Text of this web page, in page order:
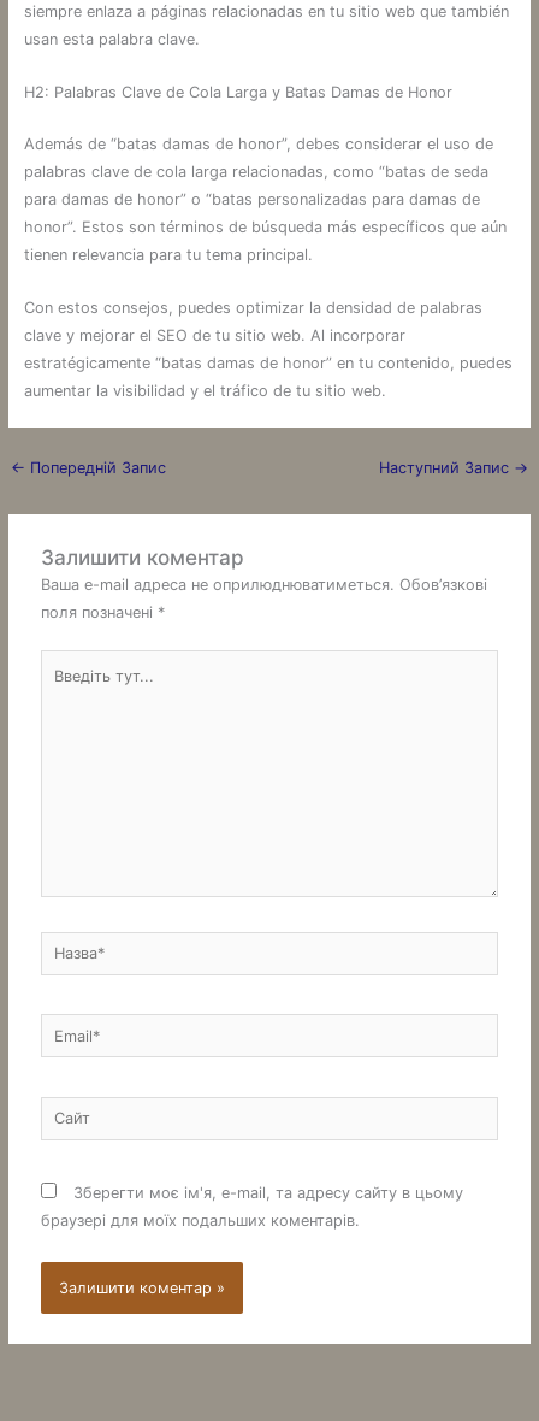
siempre enlaza a páginas relacionadas en tu sitio web que también
usan esta palabra clave.
H2: Palabras Clave de Cola Larga y Batas Damas de Honor
Además de “batas damas de honor”, debes considerar el uso de
palabras clave de cola larga relacionadas, como “batas de seda
para damas de honor” o “batas personalizadas para damas de
honor”. Estos son términos de búsqueda más específicos que aún
tienen relevancia para tu tema principal.
Con estos consejos, puedes optimizar la densidad de palabras
clave y mejorar el SEO de tu sitio web. Al incorporar
estratégicamente “batas damas de honor” en tu contenido, puedes
aumentar la visibilidad y el tráfico de tu sitio web.
← Попередній Запис Наступний Запис →
Залишити коментар
Ваша e-mail адреса не оприлюднюватиметься. Обов’язкові
поля позначені *
Назва*
Email*
Сайт
Зберегти моє ім'я, e-mail, та адресу сайту в цьому
браузері для моїх подальших коментарів.